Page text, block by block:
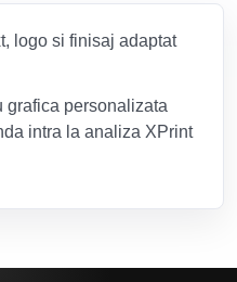
logo si finisaj adaptat
grafica personalizata
intra la analiza XPrint